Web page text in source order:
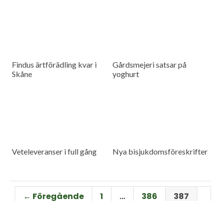
Findus ärtförädling kvar i
Skåne
Gårdsmejeri satsar på
yoghurt
Veteleveranser i full gång Nya bisjukdomsföreskrifter
← Föregående 1 … 386
387